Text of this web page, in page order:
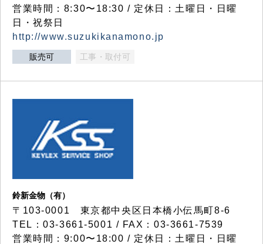
営業時間：8:30〜18:30 / 定休日：土曜日・日曜
日・祝祭日
http://www.suzukikanamono.jp
販売可 工事・取付可
鈴新金物（有）
〒103-0001 東京都中央区日本橋小伝馬町8-6
TEL：03-3661-5001 / FAX：03-3661-7539
営業時間：9:00〜18:00 / 定休日：土曜日・日曜